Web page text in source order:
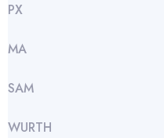
РХ
МА
SАМ
WURTH